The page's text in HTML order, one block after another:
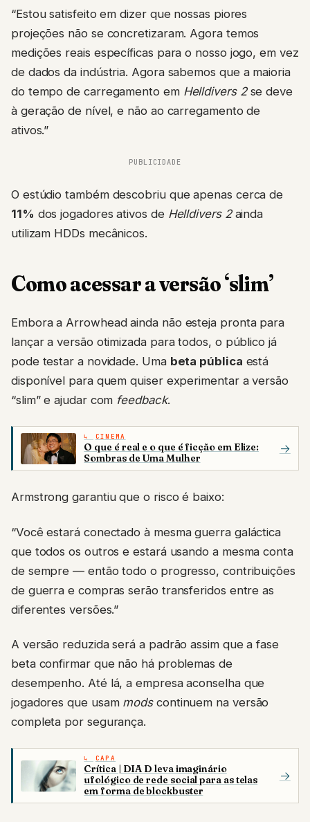
“Estou satisfeito em dizer que nossas piores
projeções não se concretizaram. Agora temos
medições reais específicas para o nosso jogo, em vez
de dados da indústria. Agora sabemos que a maioria
do tempo de carregamento em Helldivers 2se deve
à geração de nível, e não ao carregamento de
ativos.”
PUBLICIDADE
O estúdio também descobriu que apenas cerca de
11% dos jogadores ativos de Helldivers 2ainda
utilizam HDDs mecânicos.
Como acessar a versão ‘slim’
Embora a Arrowhead ainda não esteja pronta para
lançar a versão otimizada para todos, o público já
pode testar a novidade. Uma beta pública está
disponível para quem quiser experimentar a versão
“slim” e ajudar com feedback.
CINEMA
O que é real e o que é ficção em Elize:
Sombras de Uma Mulher
→
Armstrong garantiu que o risco é baixo:
“Você estará conectado à mesma guerra galáctica
que todos os outros e estará usando a mesma conta
de sempre — então todo o progresso, contribuições
de guerra e compras serão transferidos entre as
diferentes versões.”
A versão reduzida será a padrão assim que a fase
beta confirmar que não há problemas de
desempenho. Até lá, a empresa aconselha que
jogadores que usam modscontinuem na versão
completa por segurança.
CAPA
Crítica | DIA D leva imaginário
ufológico de rede social para as telas
em forma de blockbuster
→